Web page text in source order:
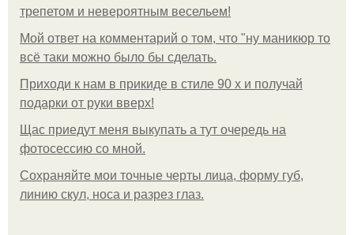
трепетом и невероятным весельем!
Мой ответ на комментарий о том, что "ну маникюр то
всё таки можно было бы сделать.
Приходи к нам в прикиде в стиле 90 х и получай
подарки от руки вверх!
Щас приедут меня выкупать а тут очередь на
фотосессию со мной.
Сохраняйте мои точные черты лица, форму губ,
линию скул, носа и разрез глаз.